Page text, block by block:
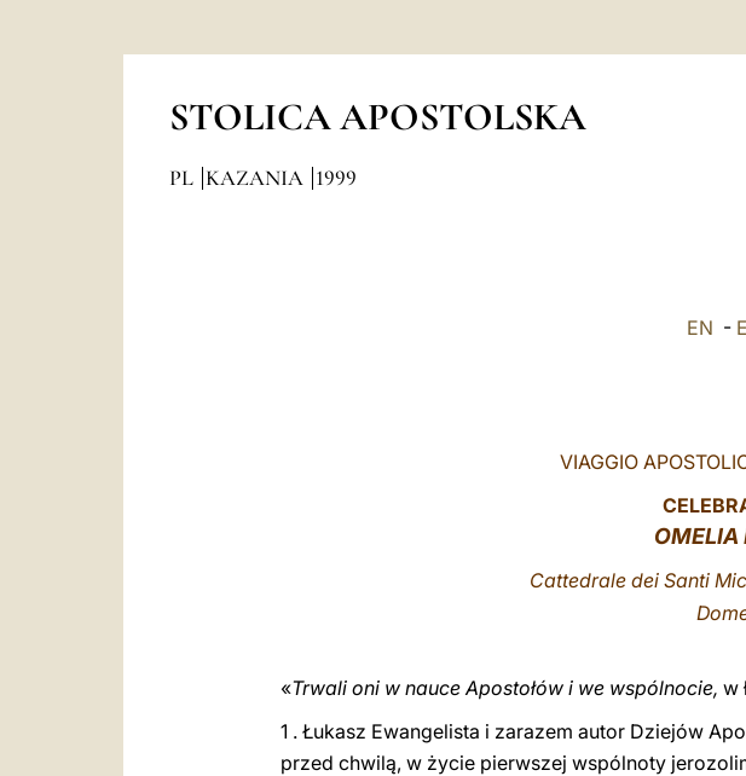
STOLICA APOSTOLSKA
PL KAZANIA 1999
EN -
VIAGGIO
OMELIA
Cattedrale dei Santi
«Trwali oni w nauce Apostołów i we wspólnocie, w
1 . Łukasz Ewangelista i zarazem autor Dziejów
przed chwilą, w życie pierwszej wspólnoty